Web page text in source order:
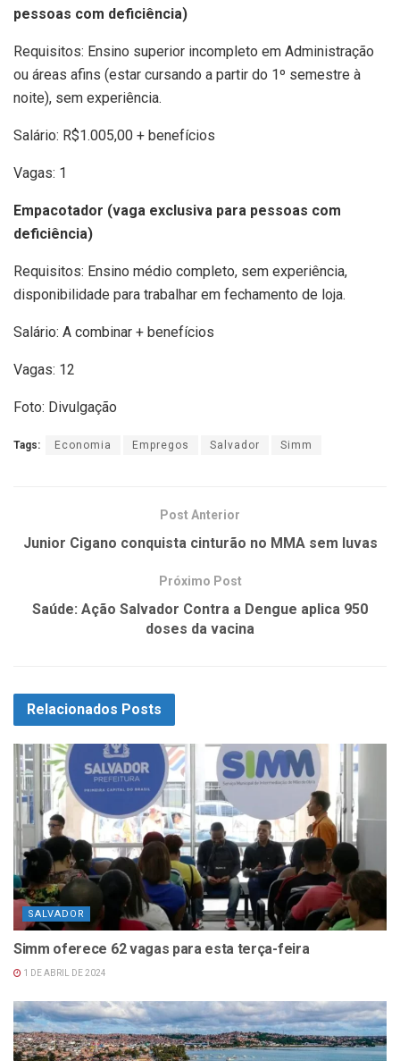
pessoas com deficiência)
Requisitos: Ensino superior incompleto em Administração
ou áreas afins (estar cursando a partir do 1º semestre à
noite), sem experiência.
Salário: R$1.005,00 + benefícios
Vagas: 1
Empacotador (vaga exclusiva para pessoas com
deficiência)
Requisitos: Ensino médio completo, sem experiência,
disponibilidade para trabalhar em fechamento de loja.
Salário: A combinar + benefícios
Vagas: 12
Foto: Divulgação
Tags: Economia Empregos Salvador Simm
Post Anterior
Junior Cigano conquista cinturão no MMA sem luvas
Próximo Post
Saúde: Ação Salvador Contra a Dengue aplica 950
doses da vacina
Relacionados Posts
SALVADOR
Simm oferece 62 vagas para esta terça-feira
1 DE ABRIL DE 2024